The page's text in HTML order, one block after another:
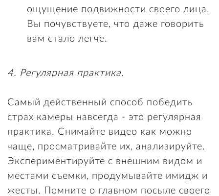
ощущение подвижности своего лица.
Вы почувствуете, что даже говорить
вам стало легче.
4. Регулярная практика.
Самый действенный способ победить
страх камеры навсегда - это регулярная
практика. Снимайте видео как можно
чаще, просматривайте их, анализируйте.
Экспериментируйте с внешним видом и
местами съемки, продумывайте имидж и
жесты. Помните о главном посыле своего